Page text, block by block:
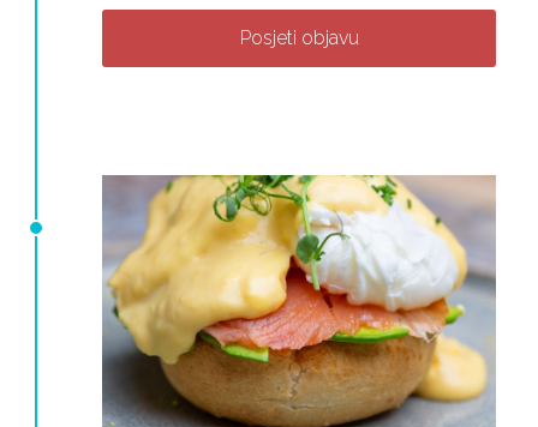
Posjeti objavu